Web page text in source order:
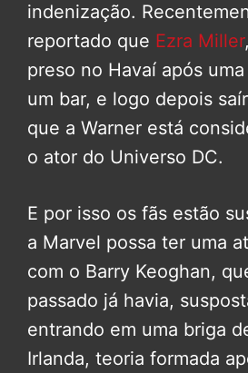
indenização.
reportado que Ezra Miller
preso no Havaí após
um bar, e logo depois
que a Warner está
o ator do Universo DC.
E por isso os fãs estão
a Marvel possa ter uma
com o Barry Keoghan,
passado já havia,
entrando em uma briga
Irlanda, teoria formada